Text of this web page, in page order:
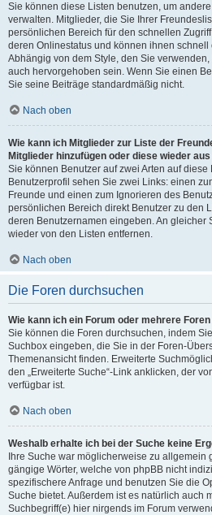
Sie können diese Listen benutzen, um
verwalten. Mitglieder, die Sie Ihrer
persönlichen Bereich für den schnellen
deren Onlinestatus und können ihnen
Abhängig von dem Style, den Sie
auch hervorgehoben sein. Wenn Sie einen
Sie seine Beiträge standardmäßig nicht.
Nach oben
Wie kann ich Mitglieder zur Liste der
Mitglieder hinzufügen oder diese wieder
Sie können Benutzer auf zwei Arten auf diese
Benutzerprofil sehen Sie zwei Links: einen
Freunde und einen zum Ignorieren des
persönlichen Bereich direkt Benutzer zu den
deren Benutzernamen eingeben. An gleicher
wieder von den Listen entfernen.
Nach oben
Die Foren durchsuchen
Wie kann ich ein Forum oder mehrere
Sie können die Foren durchsuchen, indem
Suchbox eingeben, die Sie in der Foren-
Themenansicht finden. Erweiterte
den „Erweiterte Suche“-Link anklicken, der
verfügbar ist.
Nach oben
Weshalb erhalte ich bei der Suche keine
Ihre Suche war möglicherweise zu
gängige Wörter, welche von phpBB nicht
spezifischere Anfrage und benutzen Sie die
Suche bietet. Außerdem ist es natürlich auch
Suchbegriff(e) hier nirgends im Forum